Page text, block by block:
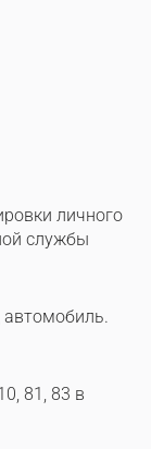
личного
службы
81, 83 в